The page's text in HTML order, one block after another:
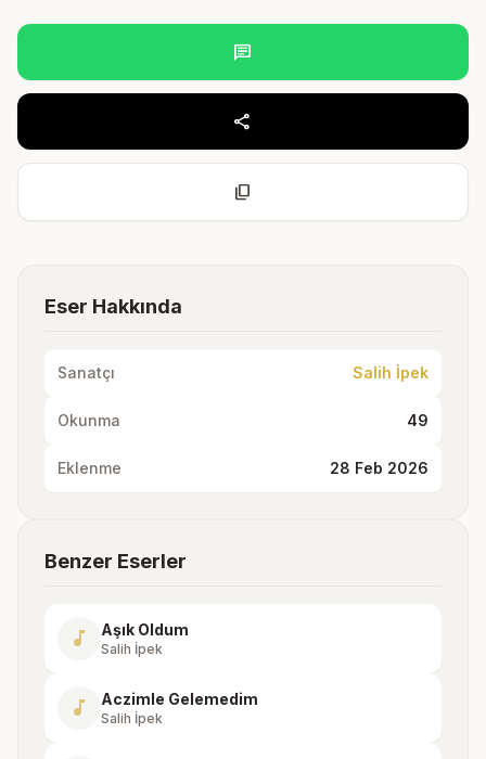
chat
share
content_copy
Eser Hakkında
Sanatçı Salih İpek
Okunma 49
Eklenme 28 Feb 2026
Benzer Eserler
music_note Aşık Oldum
Salih İpek
music_note Aczimle Gelemedim
Salih İpek